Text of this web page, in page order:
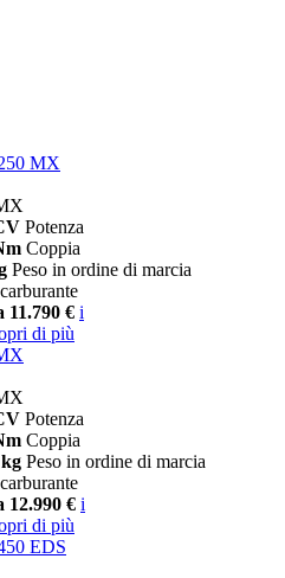
MX
Potenza
Coppia
Peso in ordine di marcia
11.790 € i
di più
Potenza
Coppia
Peso in ordine di marcia
12.990 € i
di più
EDS